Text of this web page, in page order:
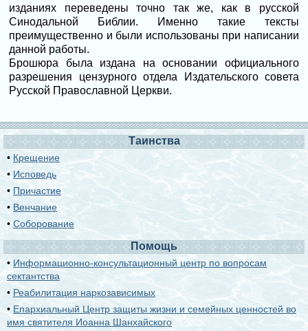
изданиях переведены точно так же, как в русской
Синодальной Библии. Именно такие тексты
преимущественно и были использованы при написании
данной работы.
Брошюра была издана на основании официального
разрешения цензурного отдела Издательского совета
Русской Православной Церкви.
Таинства
• Крещение
• Исповедь
• Причастие
• Венчание
•Соборование
Помощь
• Информационно-консультационный центр по вопросам
сектантства
• Реабилитация наркозависимых
• Епархиальный Центр защиты жизни и семейных ценностей во
имя святителя Иоанна Шанхайского